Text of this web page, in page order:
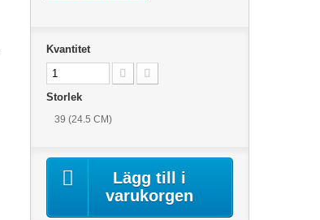
Kvantitet
Storlek
39 (24.5 CM)
Lägg till i
varukorgen